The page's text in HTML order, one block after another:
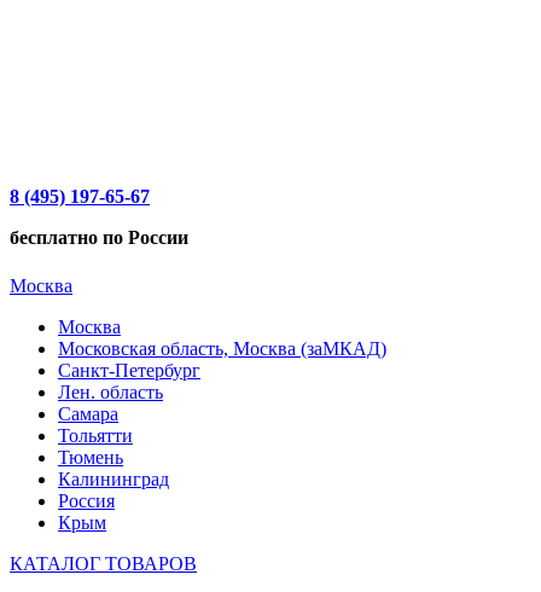
8 (495) 197-65-67
бесплатно по России
Москва
Москва
Московская область, Москва (заМКАД)
Санкт-Петербург
Лен. область
Самара
Тольятти
Тюмень
Калининград
Россия
Крым
КАТАЛОГ ТОВАРОВ